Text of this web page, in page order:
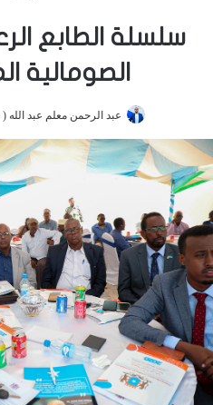
سلسلة الطابع
الصومالية
عبد الرحمن معلم عبد الله ( Daljir)